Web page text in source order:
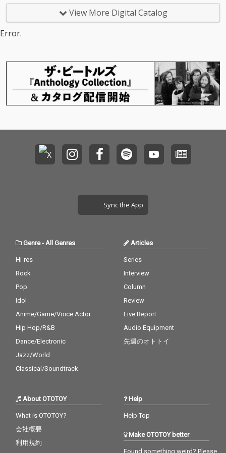
に更なる進化を始動す
べく放つ2年振りのオ
んだ歌詞、真心ならで
はの懐の深いカラフル
な曲が満載。タイトル
「Cheer」に込められ
た真心ブラザーズの思
し、聴く人の胸を躍ら
せる快心のニュー・ア
ルバムが完成した。レ
に加え、サンコンJr.
ーカンパニーズ）、東
京スカパラダイスオー
ケストラの茂木欣一
（Ba）、沖祐市（Ke
y）らが参加。極上の
サウンドを聴かせてく
View More Digital Catalog
Error.
Sync the App
Genre- All Genres
Hi-res
Rock
Pop
Idol
Anime/Game/Voice Actor
Hip Hop/R&B
Dance/Electronic
Jazz/World
Classical/Soundtrack
Articles
Series
Interview
Column
Review
Live Report
Audio Equipment
先週のオトトイ
About OTOTOY
What is OTOTOY?
会社概要
利用規約
Help
Help Top
Make OTOTOY better
Found something weird? Please